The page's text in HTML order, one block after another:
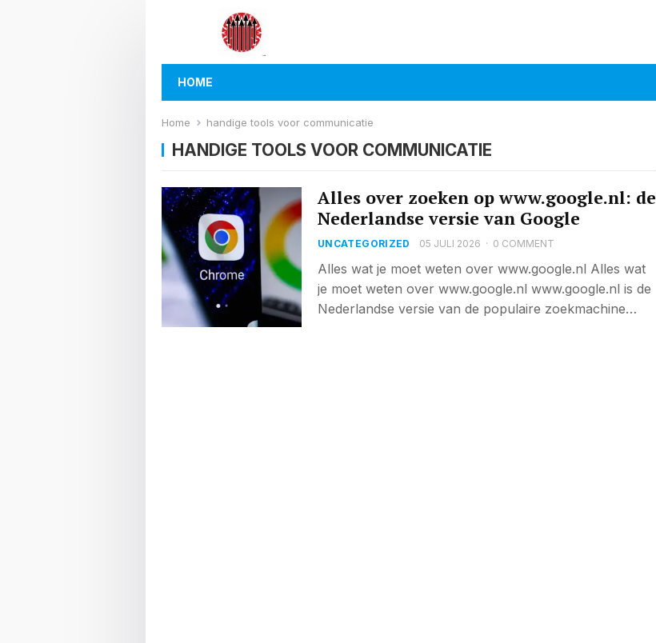
HOME
Home handige tools voor communicatie
HANDIGE TOOLS VOOR COMMUNICATIE
Alles over zoeken op www.google.nl: de
Nederlandse versie van Google
UNCATEGORIZED 05 JULI 2026 · 0 COMMENT
Alles wat je moet weten over www.google.nl Alles wat
je moet weten over www.google.nl www.google.nl is de
Nederlandse versie van de populaire zoekmachine…